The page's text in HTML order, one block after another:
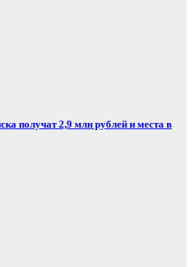
получат 2,9 млн рублей и места в